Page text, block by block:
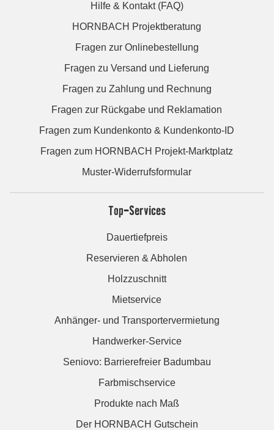
Hilfe & Kontakt (FAQ)
HORNBACH Projektberatung
Fragen zur Onlinebestellung
Fragen zu Versand und Lieferung
Fragen zu Zahlung und Rechnung
Fragen zur Rückgabe und Reklamation
Fragen zum Kundenkonto & Kundenkonto-ID
Fragen zum HORNBACH Projekt-Marktplatz
Muster-Widerrufsformular
Top-Services
Dauertiefpreis
Reservieren & Abholen
Holzzuschnitt
Mietservice
Anhänger- und Transportervermietung
Handwerker-Service
Seniovo: Barrierefreier Badumbau
Farbmischservice
Produkte nach Maß
Der HORNBACH Gutschein